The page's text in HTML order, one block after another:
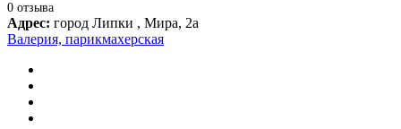
0 отзыва
Адрес: город Липки , Мира, 2а
Валерия, парикмахерская